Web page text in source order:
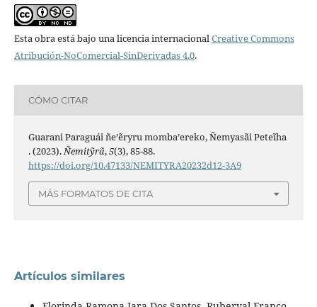
Esta obra está bajo una licencia internacionalCreative Commons
Atribución-NoComercial-SinDerivadas 4.0.
CÓMO CITAR
Guarani Paraguái ñe’ẽryru momba’ereko, Ñemyasãi Peteĩha
. (2023).Ñemitỹrã,5(3), 85-88.
https://doi.org/10.47133/NEMITYRA20232d12-3A9
MÁS FORMATOS DE CITA
Artículos similares